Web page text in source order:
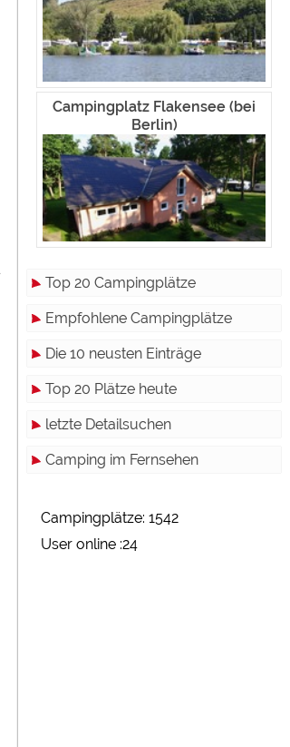
Campingplatz Flakensee (bei
Berlin)
Top 20 Campingplätze
Empfohlene Campingplätze
Die 10 neusten Einträge
Top 20 Plätze heute
letzte Detailsuchen
Camping im Fernsehen
Campingplätze: 1542
User online :24